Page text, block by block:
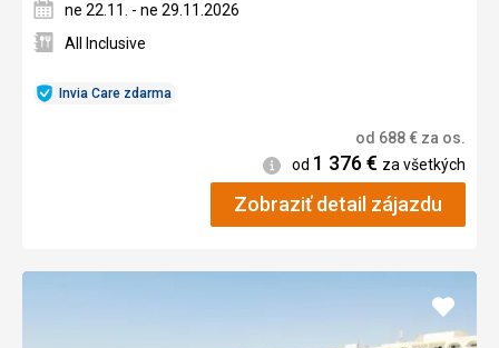
Invia Care zdarma
ne 22.11. - ne 29.11.2026
All Inclusive
od 688€ za os.
Informácie
od 1 376€ za všetkých
Zobraziť detail zájazdu
Pridať